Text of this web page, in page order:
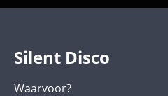
Silent Disco
Waarvoor?